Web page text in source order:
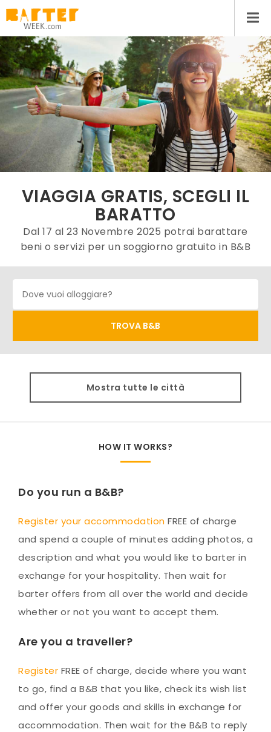
VIAGGIA GRATIS, SCEGLI IL
BARATTO
Dal 17 al 23 Novembre 2025 potrai barattare
beni o servizi per un soggiorno gratuito in B&B
Mostra tutte le città
HOW IT WORKS?
Do you run a B&B?
Register your accommodation FREE of charge
and spend a couple of minutes adding photos, a
description and what you would like to barter in
exchange for your hospitality. Then wait for
barter offers from all over the world and decide
whether or not you want to accept them.
Are you a traveller?
Register FREE of charge, decide where you want
to go, find a B&B that you like, check its wish list
and offer your goods and skills in exchange for
accommodation. Then wait for the B&B to reply